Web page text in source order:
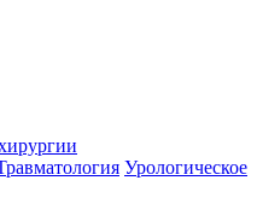
Урологическое